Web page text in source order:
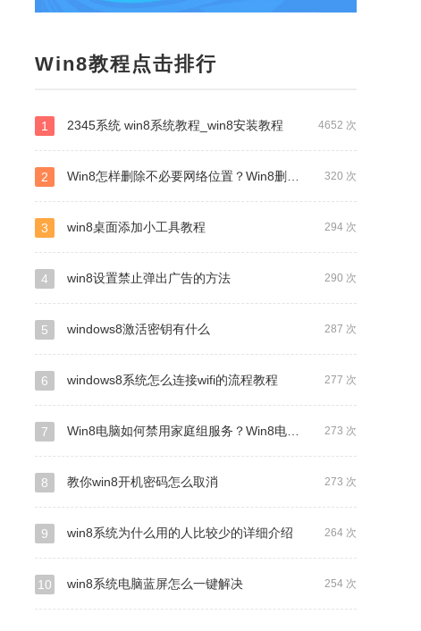
Win8教程点击排行
4652 次
1 2345系统 win8系统教程_win8安装教程
320 次
2 Win8怎样删除不必要网络位置？Win8删除多余网络位置的方式
294 次
3 win8桌面添加小工具教程
290 次
4 win8设置禁止弹出广告的方法
287 次
5 windows8激活密钥有什么
277 次
6 windows8系统怎么连接wifi的流程教程
273 次
7 Win8电脑如何禁用家庭组服务？Win8电脑禁用家庭组服务操作步骤
273 次
8 教你win8开机密码怎么取消
264 次
9 win8系统为什么用的人比较少的详细介绍
254 次
10 win8系统电脑蓝屏怎么一键解决